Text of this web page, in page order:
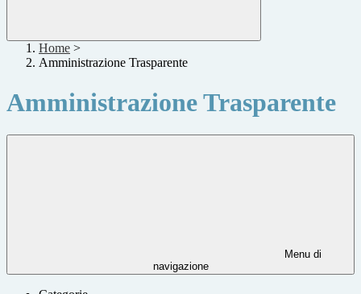
Home >
Amministrazione Trasparente
Amministrazione Trasparente
Menu di
navigazione